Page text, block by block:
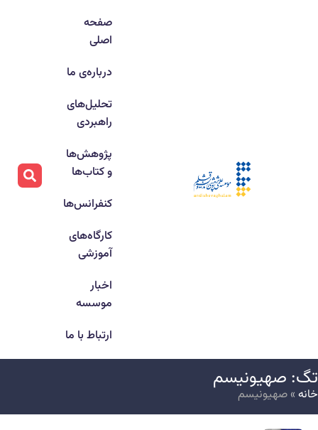
صفحه
اصلی
درباره‌ی ما
تحلیل‌های
راهبردی
پژوهش‌ها
و کتاب‌ها
کنفرانس‌ها
کارگاه‌های
آموزشی
اخبار
موسسه
ارتباط با ما
صهیونیسم
» صهیونیسم